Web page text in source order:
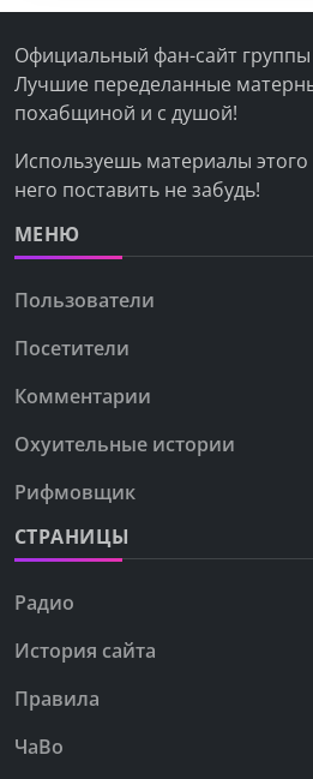
Официальный фан-сайт группы
Лучшие переделанные
похабщиной и с душой!
Используешь материалы
него поставить не забудь!
МЕНЮ
Пользователи
Посетители
Комментарии
Охуительные истории
Рифмовщик
СТРАНИЦЫ
Радио
История сайта
Правила
ЧаВо